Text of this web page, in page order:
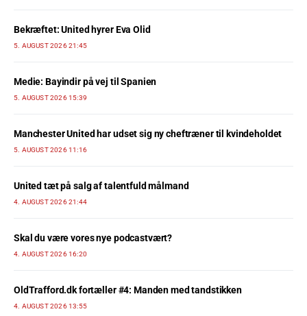
Bekræftet: United hyrer Eva Olid
5. AUGUST 2026 21:45
Medie: Bayindir på vej til Spanien
5. AUGUST 2026 15:39
Manchester United har udset sig ny cheftræner til kvindeholdet
5. AUGUST 2026 11:16
United tæt på salg af talentfuld målmand
4. AUGUST 2026 21:44
Skal du være vores nye podcastvært?
4. AUGUST 2026 16:20
OldTrafford.dk fortæller #4: Manden med tandstikken
4. AUGUST 2026 13:55